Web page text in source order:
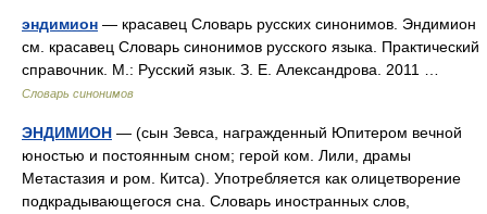
эндимион — красавец Словарь русских синонимов. Эндимион
см. красавец Словарь синонимов русского языка. Практический
справочник. М.: Русский язык. З. Е. Александрова. 2011 …
Словарь синонимов
ЭНДИМИОН — (сын Зевса, награжденный Юпитером вечной
юностью и постоянным сном; герой ком. Лили, драмы
Метастазия и ром. Китса). Употребляется как олицетворение
подкрадывающегося сна. Словарь иностранных слов,